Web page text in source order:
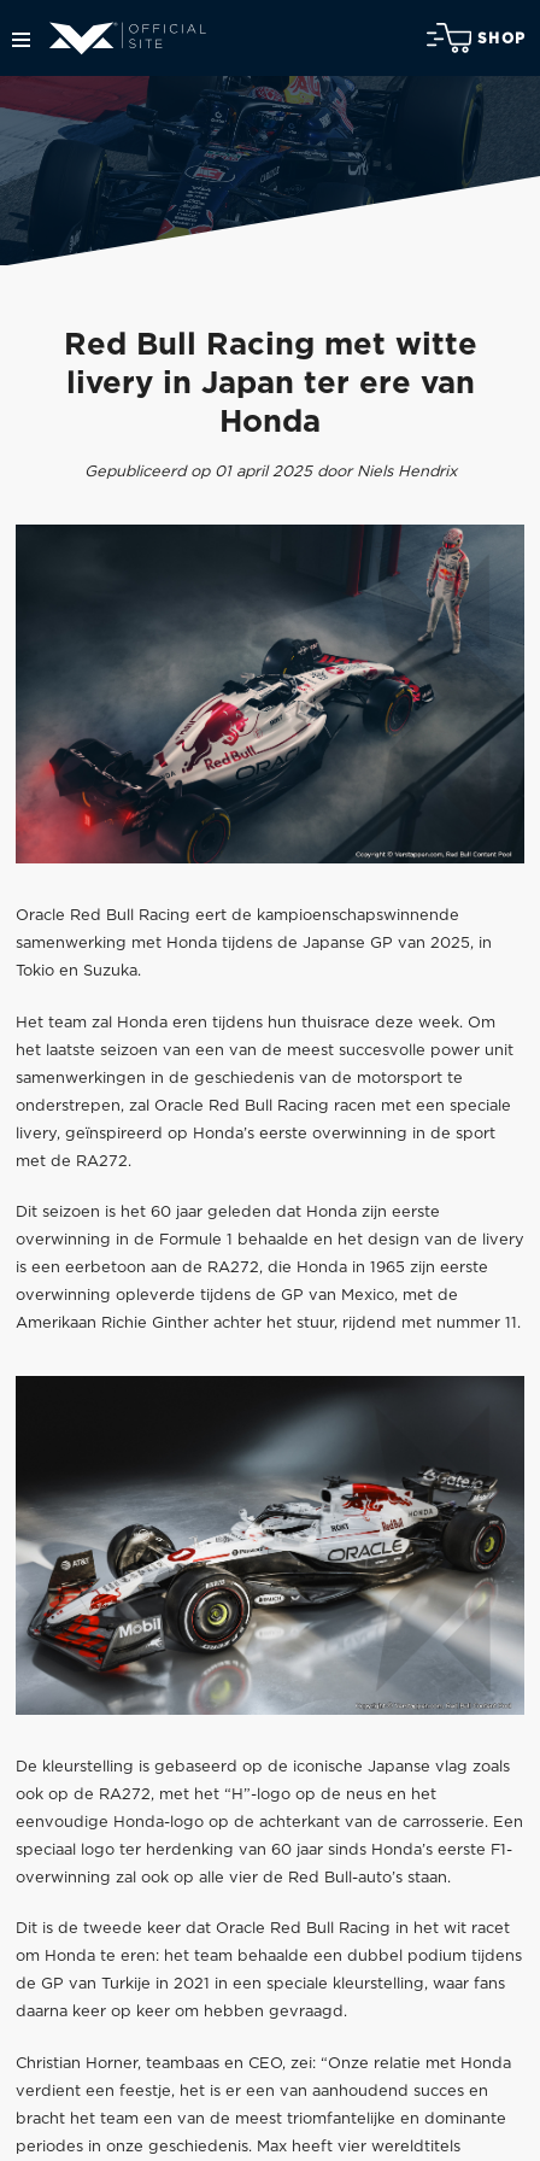
SHOP
Red Bull Racing met witte
livery in Japan ter ere van
Honda
Gepubliceerd op 01 april 2025 door Niels Hendrix
Oracle Red Bull Racing eert de ​​kampioenschapswinnende
samenwerking met Honda tijdens de Japanse GP van 2025, in
Tokio en Suzuka.
Het team zal Honda eren tijdens hun thuisrace deze week. Om
het laatste seizoen van een van de meest succesvolle power unit
samenwerkingen in de geschiedenis van de motorsport te
onderstrepen, zal Oracle Red Bull Racing racen met een speciale
livery, geïnspireerd op Honda’s eerste overwinning in de sport
met de RA272.
Dit seizoen is het 60 jaar geleden dat Honda zijn eerste
overwinning in de Formule 1 behaalde en het design van de livery
is een eerbetoon aan de RA272, die Honda in 1965 zijn eerste
overwinning opleverde tijdens de GP van Mexico, met de
Amerikaan Richie Ginther achter het stuur, rijdend met nummer 11.
De kleurstelling is gebaseerd op de iconische Japanse vlag zoals
ook op de RA272, met het “H”-logo op de neus en het
eenvoudige Honda-logo op de achterkant van de carrosserie. Een
speciaal logo ter herdenking van 60 jaar sinds Honda’s eerste F1-
overwinning zal ook op alle vier de Red Bull-auto’s staan.
Dit is de tweede keer dat Oracle Red Bull Racing in het wit racet
om Honda te eren: het team behaalde een dubbel podium tijdens
de GP van Turkije in 2021 in een speciale kleurstelling, waar fans
daarna keer op keer om hebben gevraagd.
Christian Horner, teambaas en CEO, zei: “Onze relatie met Honda
verdient een feestje, het is er een van aanhoudend succes en
bracht het team een ​​van de meest triomfantelijke en dominante
periodes in onze geschiedenis. Max heeft vier wereldtitels